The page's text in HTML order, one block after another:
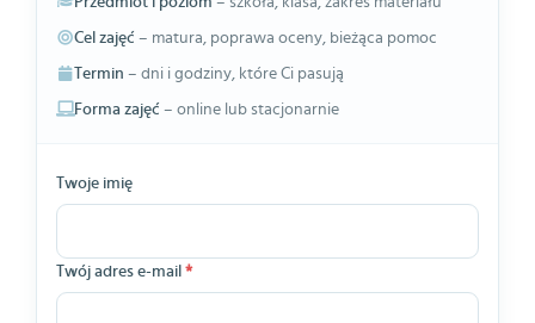
Cel zajęć – matura, poprawa oceny, bieżąca pomoc
Termin – dni i godziny, które Ci pasują
Forma zajęć – online lub stacjonarnie
Twoje imię
Twój adres e-mail *